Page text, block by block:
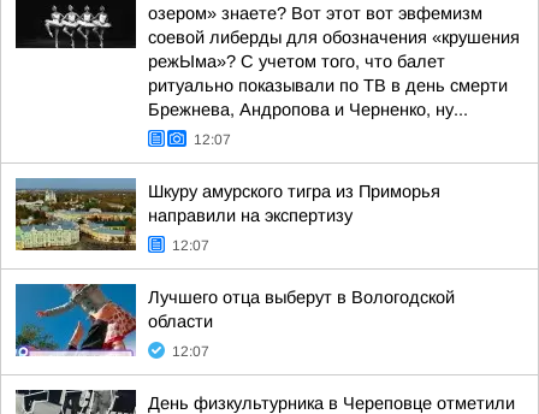
озером» знаете? Вот этот вот эвфемизм
соевой либерды для обозначения «крушения
режЫма»? С учетом того, что балет
ритуально показывали по ТВ в день смерти
Брежнева, Андропова и Черненко, ну...
12:07
Шкуру амурского тигра из Приморья
направили на экспертизу
12:07
Лучшего отца выберут в Вологодской
области
12:07
День физкультурника в Череповце отметили